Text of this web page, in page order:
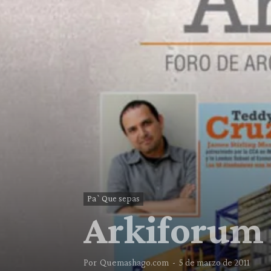
Pa`Que sepas
Arkiforum
Por Quemashago.com - 5 de marzo de 2011